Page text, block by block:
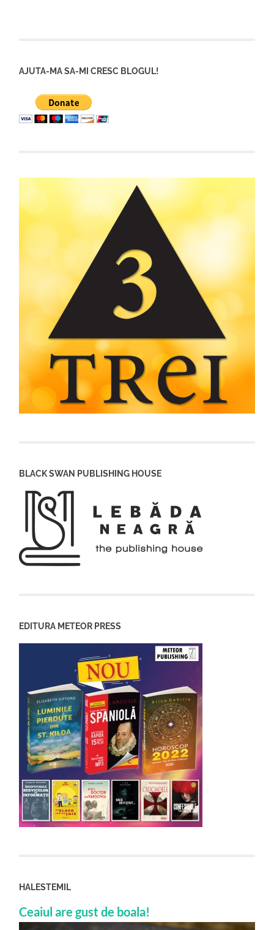
AJUTA-MA SA-MI CRESC BLOGUL!
BLACK SWAN PUBLISHING HOUSE
EDITURA METEOR PRESS
HALESTEMIL
Ceaiul are gust de boala!